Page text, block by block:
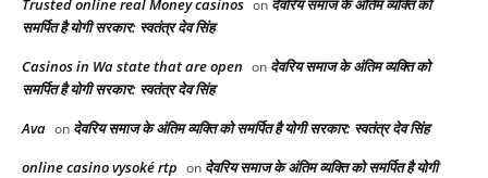
Trusted online real Money casinos on देवरिय समाज के अंतिम व्यक्ति को
समर्पित है योगी सरकार: स्वतंत्र देव सिंह
Casinos in Wa state that are open on देवरिय समाज के अंतिम व्यक्ति को
समर्पित है योगी सरकार: स्वतंत्र देव सिंह
Ava on देवरिय समाज के अंतिम व्यक्ति को समर्पित है योगी सरकार: स्वतंत्र देव सिंह
online casino vysoké rtp on देवरिय समाज के अंतिम व्यक्ति को समर्पित है योगी